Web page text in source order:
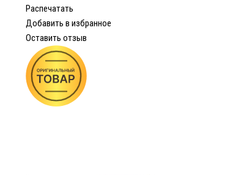
Распечатать
Добавить в избранное
Оставить отзыв